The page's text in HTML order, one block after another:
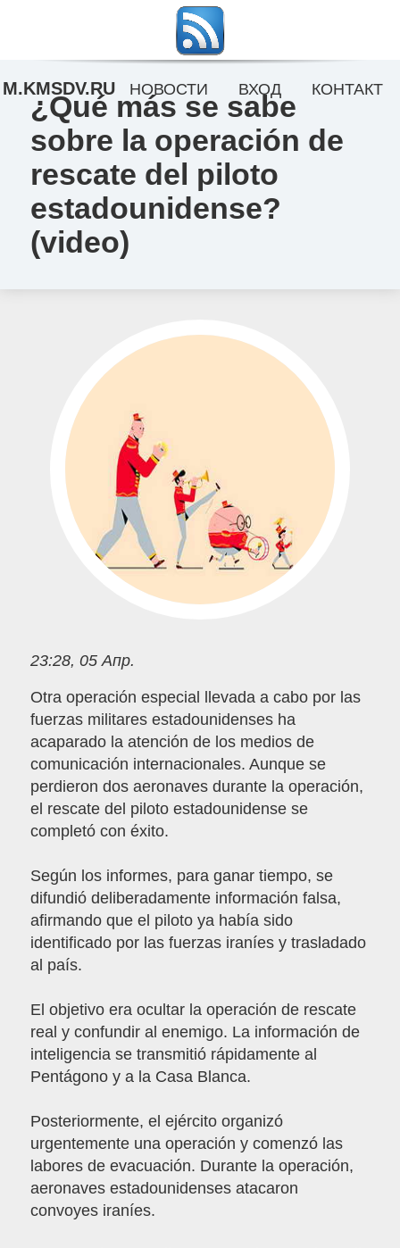
¿Qué más se sabe
sobre la operación de
rescate del piloto
estadounidense?
(video)
23:28, 05 Апр.
Otra operación especial llevada a cabo por las
fuerzas militares estadounidenses ha
acaparado la atención de los medios de
comunicación internacionales. Aunque se
perdieron dos aeronaves durante la operación,
el rescate del piloto estadounidense se
completó con éxito.
Según los informes, para ganar tiempo, se
difundió deliberadamente información falsa,
afirmando que el piloto ya había sido
identificado por las fuerzas iraníes y trasladado
al país.
El objetivo era ocultar la operación de rescate
real y confundir al enemigo. La información de
inteligencia se transmitió rápidamente al
Pentágono y a la Casa Blanca.
Posteriormente, el ejército organizó
urgentemente una operación y comenzó las
labores de evacuación. Durante la operación,
aeronaves estadounidenses atacaron
convoyes iraníes.
M.KMSDV.RU НОВОСТИ ВХОД КОНТАКТ